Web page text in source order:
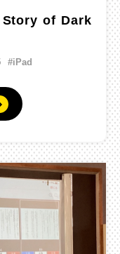
of Dark
#iPad